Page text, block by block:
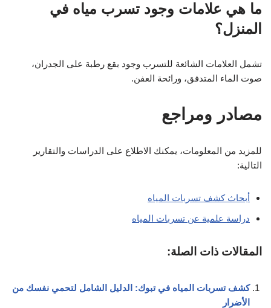
ما هي علامات وجود تسرب مياه في
المنزل؟
تشمل العلامات الشائعة للتسرب وجود بقع رطبة على الجدران،
صوت الماء المتدفق، ورائحة العفن.
مصادر ومراجع
للمزيد من المعلومات، يمكنك الاطلاع على الدراسات والتقارير
التالية:
أبحاث كشف تسربات المياه
دراسة علمية عن تسربات المياه
المقالات ذات الصلة:
كشف تسربات المياه في تبوك: الدليل الشامل لتحمي نفسك من
الأضرار